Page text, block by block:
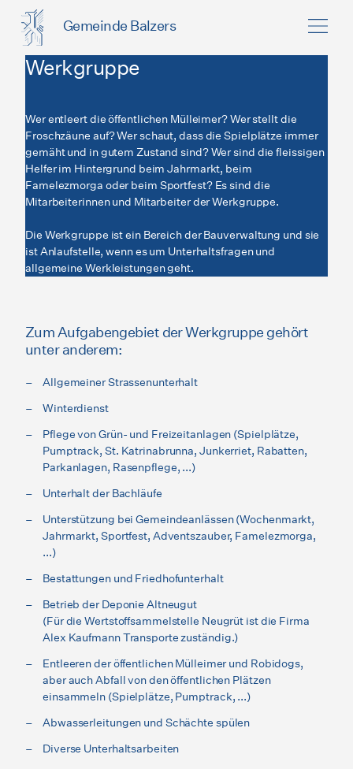
Gemeinde Balzers
Werkgruppe
Wer entleert die öffentlichen Mülleimer? Wer stellt die
Froschzäune auf? Wer schaut, dass die Spielplätze immer
gemäht und in gutem Zustand sind? Wer sind die fleissigen
Helfer im Hintergrund beim Jahrmarkt, beim
Famelezmorga oder beim Sportfest? Es sind die
Mitarbeiterinnen und Mitarbeiter der Werkgruppe.
Die Werkgruppe ist ein Bereich der Bauverwaltung und sie
ist Anlaufstelle, wenn es um Unterhaltsfragen und
allgemeine Werkleistungen geht.
Zum Aufgabengebiet der Werkgruppe gehört
unter anderem:
Allgemeiner Strassenunterhalt
Winterdienst
Pflege von Grün- und Freizeitanlagen (Spielplätze,
Pumptrack, St. Katrinabrunna, Junkerriet, Rabatten,
Parkanlagen, Rasenpflege, ...)
Unterhalt der Bachläufe
Unterstützung bei Gemeindeanlässen (Wochenmarkt,
Jahrmarkt, Sportfest, Adventszauber, Famelezmorga,
...)
Bestattungen und Friedhofunterhalt
Betrieb der Deponie Altneugut
(Für die Wertstoffsammelstelle Neugrüt ist die Firma
Alex Kaufmann Transporte zuständig.)
Entleeren der öffentlichen Mülleimer und Robidogs,
aber auch Abfall von den öffentlichen Plätzen
einsammeln (Spielplätze, Pumptrack, ...)
Abwasserleitungen und Schächte spülen
Diverse Unterhaltsarbeiten